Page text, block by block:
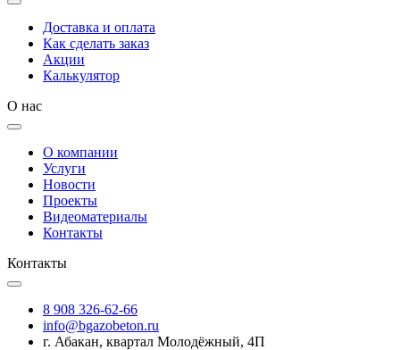
Доставка и оплата
Как сделать заказ
Акции
Калькулятор
О нас
О компании
Услуги
Новости
Проекты
Видеоматериалы
Контакты
Контакты
8 908 326-62-66
info@bgazobeton.ru
г. Абакан, квартал Молодёжный, 4П